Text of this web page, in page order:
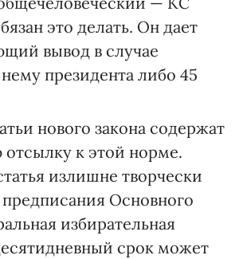
это делать. Он дает
вывод в случае
президента либо 45
нового закона содержат
к этой норме.
излишне творчески
Основного
избирательная
срок может